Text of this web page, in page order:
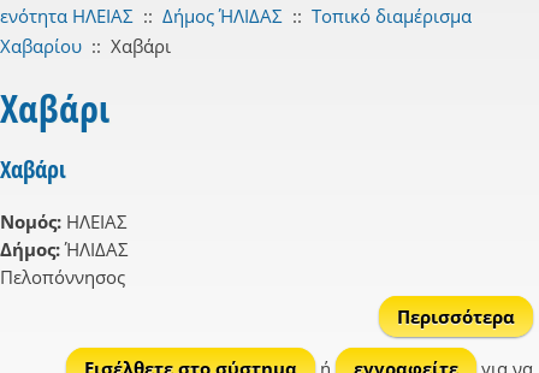
ενότητα ΗΛΕΙΑΣ :: Δήμος ΉΛΙΔΑΣ :: Τοπικό διαμέρισμα
Χαβαρίου :: Χαβάρι
Χαβάρι
Χαβάρι
Νομός: ΗΛΕΙΑΣ
Δήμος:ΉΛΙΔΑΣ
Πελοπόννησος
Περισσότερα